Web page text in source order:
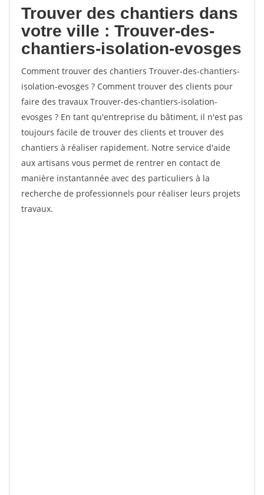
Trouver des chantiers dans
votre ville : Trouver-des-
chantiers-isolation-evosges
Comment trouver des chantiers Trouver-des-chantiers-
isolation-evosges ? Comment trouver des clients pour
faire des travaux Trouver-des-chantiers-isolation-
evosges ? En tant qu'entreprise du bâtiment, il n'est pas
toujours facile de trouver des clients et trouver des
chantiers à réaliser rapidement. Notre service d'aide
aux artisans vous permet de rentrer en contact de
manière instantannée avec des particuliers à la
recherche de professionnels pour réaliser leurs projets
travaux.